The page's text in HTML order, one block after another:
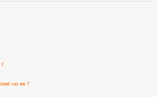
var mı ?